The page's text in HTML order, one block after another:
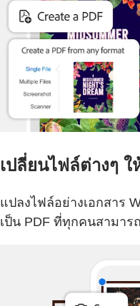
เปลี่ยนไฟล์ต่างๆ ใ
แปลงไฟล์อย่างเอกสาร
เป็น PDF ที่ทุกคนสามาร